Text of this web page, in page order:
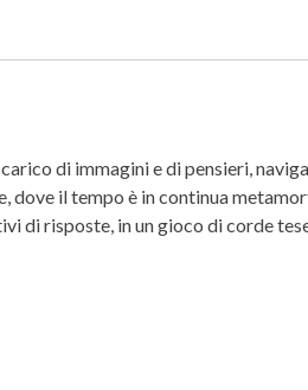
di immagini e di pensieri,
dove il tempo è in continua
di risposte, in un gioco di corde